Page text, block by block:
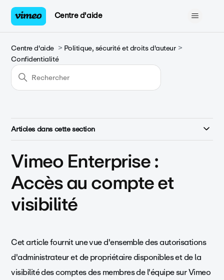
Centre d'aide
Centre d'aide
Politique, sécurité et droits d'auteur
Confidentialité
Articles dans cette section
Vimeo Enterprise :
Accès au compte et
visibilité
Cet article fournit une vue d'ensemble des autorisations
d'administrateur et de propriétaire disponibles et de la
visibilité des comptes des membres de l'équipe sur Vimeo